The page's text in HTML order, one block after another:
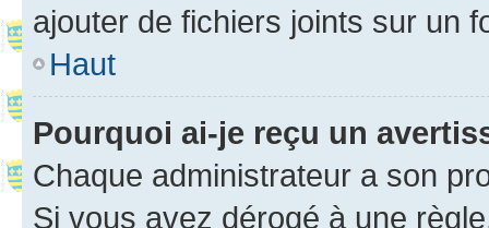
ajouter de fichiers joints sur un
Haut
Pourquoi ai-je reçu un
Chaque administrateur a son
Si vous avez dérogé à une